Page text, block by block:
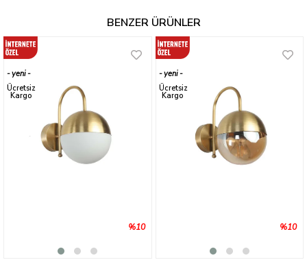
BENZER ÜRÜNLER
%10
yeni
ürün
Ücretsiz
Kargo
%10
yeni
ürün
Ücretsiz
Kargo